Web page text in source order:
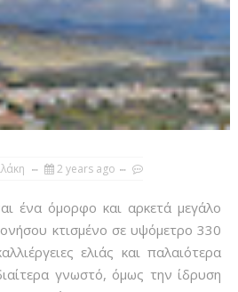
2 years ago
ένα όμορφο και αρκετά μεγάλο
κτισμένο σε υψόμετρο 330
ελιάς και παλαιότερα
γνωστό, όμως την ίδρυση